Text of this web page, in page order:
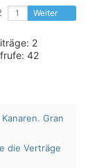
Weiter
2
42
Gran
die Verträge